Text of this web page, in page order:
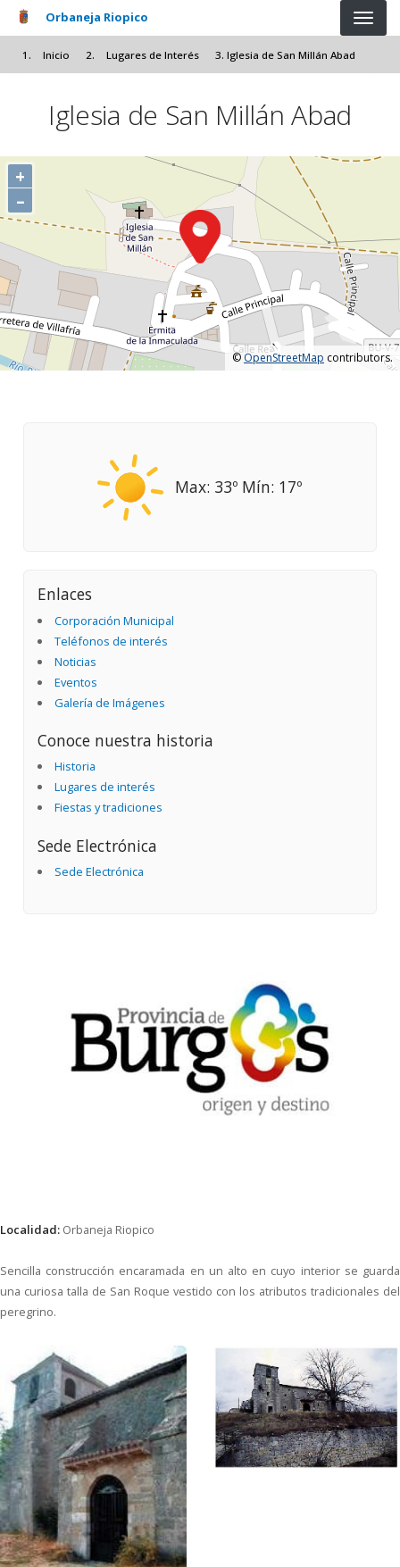
Pasar al contenido principal
Orbaneja Riopico
Inicio Lugares de Interés Iglesia de San Millán Abad
Iglesia de San Millán Abad
+
–
©OpenStreetMap contributors.
Max: 33º Mín: 17º
Enlaces
Corporación Municipal
Teléfonos de interés
Noticias
Eventos
Galería de Imágenes
Conoce nuestra historia
Historia
Lugares de interés
Fiestas y tradiciones
Sede Electrónica
Sede Electrónica
Localidad: Orbaneja Riopico
Sencilla construcción encaramada en un alto en cuyo interior se guarda
una curiosa talla de San Roque vestido con los atributos tradicionales del
peregrino.